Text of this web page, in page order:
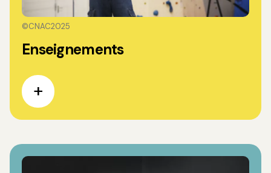
©CNAC2025
Enseignements